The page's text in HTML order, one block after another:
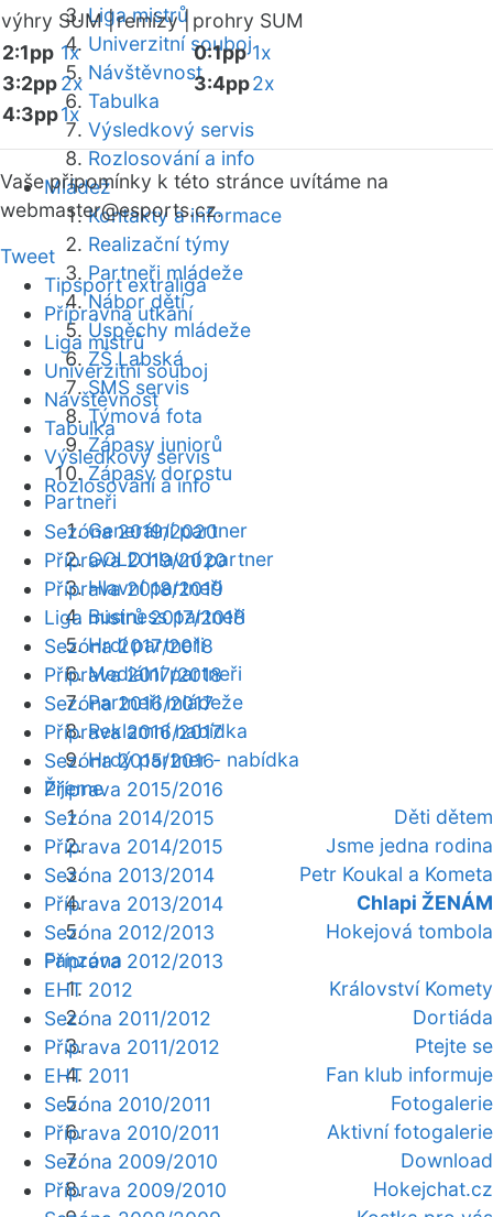
Liga mistrů
Univerzitní souboj
Návštěvnost
Tabulka
Výsledkový servis
Rozlosování a info
Mládež
Kontakty a informace
Realizační týmy
Partneři mládeže
Nábor dětí
Úspěchy mládeže
ZŠ Labská
SMS servis
Týmová fota
Zápasy juniorů
Zápasy dorostu
Partneři
Generální partner
GOLD hlavní partner
Hlavní partneři
Business partneři
Hrdí partneři
Mediální partneři
Partneři mládeže
Reklamní nabídka
Hrdý partner - nabídka
Žijeme
Děti dětem
Jsme jedna rodina
Petr Koukal a Kometa
Chlapi ŽENÁM
Hokejová tombola
Fanzóna
Království Komety
Dortiáda
Ptejte se
Fan klub informuje
Fotogalerie
Aktivní fotogalerie
Download
Hokejchat.cz
výhry SUM |remízy | prohry SUM
2:1pp 1x
3:2pp2x
4:3pp1x
0:1pp 1x
3:4pp2x
Vaše připomínky k této stránce uvítáme na
webmaster@esports.cz.
Tweet
Tipsport extraliga
Přípravná utkání
Liga mistrů
Univerzitní souboj
Návštěvnost
Tabulka
Výsledkový servis
Rozlosování a info
Sezóna 2019/2020
Příprava 2019/2020
Příprava 2018/2019
Liga mistrů 2017/2018
Sezóna 2017/2018
Příprava 2017/2018
Sezóna 2016/2017
Příprava 2016/2017
Sezóna 2015/2016
Příprava 2015/2016
Sezóna 2014/2015
Příprava 2014/2015
Sezóna 2013/2014
Příprava 2013/2014
Sezóna 2012/2013
Příprava 2012/2013
EHT 2012
Sezóna 2011/2012
Příprava 2011/2012
EHT 2011
Sezóna 2010/2011
Příprava 2010/2011
Sezóna 2009/2010
Příprava 2009/2010